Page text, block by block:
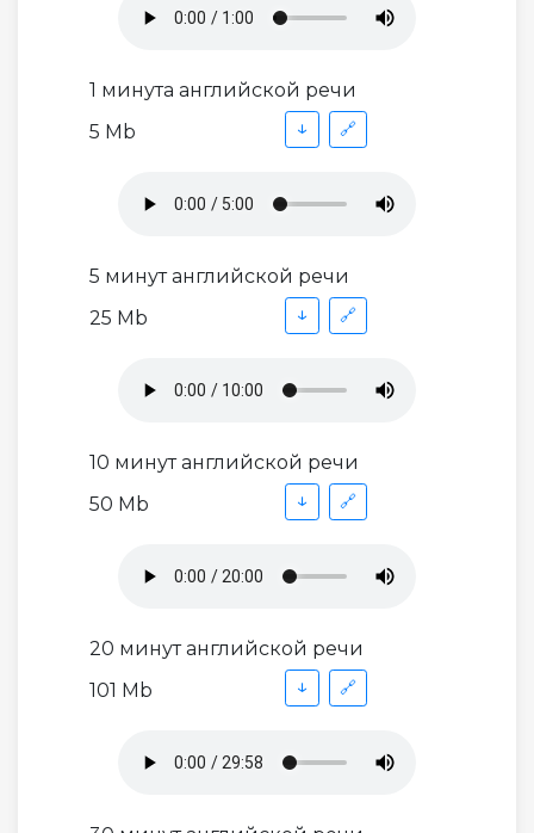
1 минута английской речи
5 Mb
↓ 🔗
5 минут английской речи
25 Mb
↓ 🔗
10 минут английской речи
50 Mb
↓ 🔗
20 минут английской речи
101 Mb
↓ 🔗